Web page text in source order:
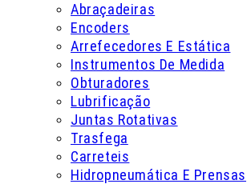
Abraçadeiras
Encoders
Arrefecedores E Estática
Instrumentos De Medida
Obturadores
Lubrificação
Juntas Rotativas
Trasfega
Carreteis
Hidropneumática E Prensas